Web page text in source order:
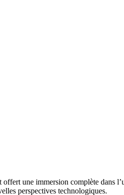
une immersion complète dans
perspectives technologiques.